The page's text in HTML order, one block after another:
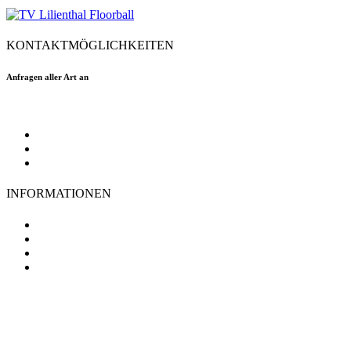
KONTAKTMÖGLICHKEITEN
Anfragen aller Art an
INFORMATIONEN